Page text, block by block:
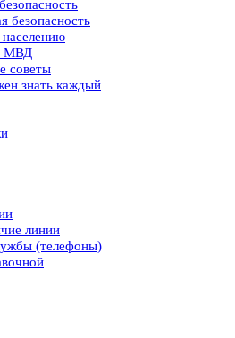
безопасность
МВД
советы
знать каждый
линии
(телефоны)